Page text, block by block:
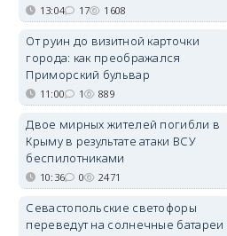
13:04 17 1608
От руин до визитной карточки
города: как преображался
Приморский бульвар
11:00 1 889
Двое мирных жителей погибли в
Крыму в результате атаки ВСУ
беспилотниками
10:36 0 2471
Севастопольские светофоры
переведут на солнечные батареи